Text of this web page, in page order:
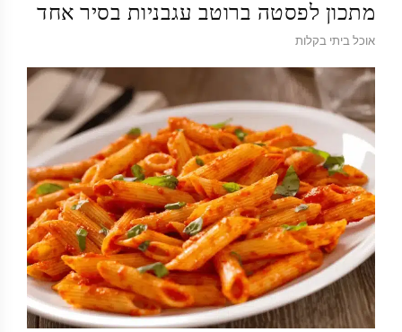
מתכון לפסטה ברוטב עגבניות בסיר אחד
אוכל ביתי בקלות